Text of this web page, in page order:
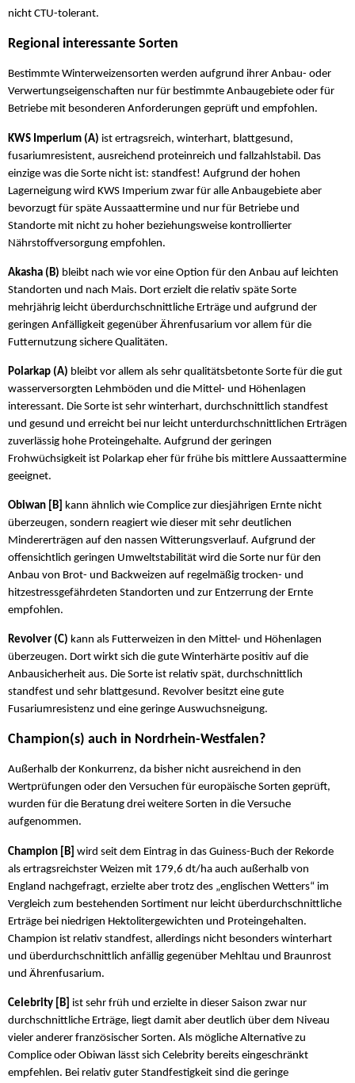
nicht CTU-tolerant.
Regional interessante Sorten
Bestimmte Winterweizensorten werden aufgrund ihrer Anbau- oder
Verwertungseigenschaften nur für bestimmte Anbaugebiete oder für
Betriebe mit besonderen Anforderungen geprüft und empfohlen.
KWS Imperium (A) ist ertragsreich, winterhart, blattgesund,
fusariumresistent, ausreichend proteinreich und fallzahlstabil. Das
einzige was die Sorte nicht ist: standfest! Aufgrund der hohen
Lagerneigung wird KWS Imperium zwar für alle Anbaugebiete aber
bevorzugt für späte Aussaattermine und nur für Betriebe und
Standorte mit nicht zu hoher beziehungsweise kontrollierter
Nährstoffversorgung empfohlen.
Akasha (B) bleibt nach wie vor eine Option für den Anbau auf leichten
Standorten und nach Mais. Dort erzielt die relativ späte Sorte
mehrjährig leicht überdurchschnittliche Erträge und aufgrund der
geringen Anfälligkeit gegenüber Ährenfusarium vor allem für die
Futternutzung sichere Qualitäten.
Polarkap (A) bleibt vor allem als sehr qualitätsbetonte Sorte für die gut
wasserversorgten Lehmböden und die Mittel- und Höhenlagen
interessant. Die Sorte ist sehr winterhart, durchschnittlich standfest
und gesund und erreicht bei nur leicht unterdurchschnittlichen Erträgen
zuverlässig hohe Proteingehalte. Aufgrund der geringen
Frohwüchsigkeit ist Polarkap eher für frühe bis mittlere Aussaattermine
geeignet.
Obiwan [B] kann ähnlich wie Complice zur diesjährigen Ernte nicht
überzeugen, sondern reagiert wie dieser mit sehr deutlichen
Mindererträgen auf den nassen Witterungsverlauf. Aufgrund der
offensichtlich geringen Umweltstabilität wird die Sorte nur für den
Anbau von Brot- und Backweizen auf regelmäßig trocken- und
hitzestressgefährdeten Standorten und zur Entzerrung der Ernte
empfohlen.
Revolver (C) kann als Futterweizen in den Mittel- und Höhenlagen
überzeugen. Dort wirkt sich die gute Winterhärte positiv auf die
Anbausicherheit aus. Die Sorte ist relativ spät, durchschnittlich
standfest und sehr blattgesund. Revolver besitzt eine gute
Fusariumresistenz und eine geringe Auswuchsneigung.
Champion(s) auch in Nordrhein-Westfalen?
Außerhalb der Konkurrenz, da bisher nicht ausreichend in den
Wertprüfungen oder den Versuchen für europäische Sorten geprüft,
wurden für die Beratung drei weitere Sorten in die Versuche
aufgenommen.
Champion [B] wird seit dem Eintrag in das Guiness-Buch der Rekorde
als ertragsreichster Weizen mit 179,6 dt/ha auch außerhalb von
England nachgefragt, erzielte aber trotz des „englischen Wetters“ im
Vergleich zum bestehenden Sortiment nur leicht überdurchschnittliche
Erträge bei niedrigen Hektolitergewichten und Proteingehalten.
Champion ist relativ standfest, allerdings nicht besonders winterhart
und überdurchschnittlich anfällig gegenüber Mehltau und Braunrost
und Ährenfusarium.
Celebrity [B] ist sehr früh und erzielte in dieser Saison zwar nur
durchschnittliche Erträge, liegt damit aber deutlich über dem Niveau
vieler anderer französischer Sorten. Als mögliche Alternative zu
Complice oder Obiwan lässt sich Celebrity bereits eingeschränkt
empfehlen. Bei relativ guter Standfestigkeit sind die geringe